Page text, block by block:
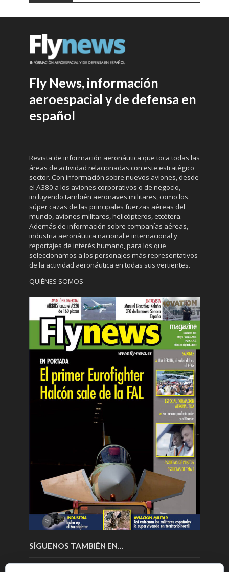
Fly News, información
aeroespacial y de defensa en
español
Revista de información aeronáutica que toca todas las
áreas de actividad relacionadas con este estratégico
sector. Con información sobre nuevos aviones, desde
el A380 a los aviones corporativos o de negocio,
incluyendo también aeronaves militares, como los
súper cazas de las principales fuerzas aéreas del
mundo, aviones militares, helicópteros, etcétera.
Además de información sobre compañías aéreas,
industria aeronáutica nacional e internacional y
reportajes de interés humano, para los que
seleccionamos a los personajes más representativos
de la actividad aeronáutica en todas sus vertientes.
QUIÉNES SOMOS
SÍGUENOS TAMBIÉN EN…